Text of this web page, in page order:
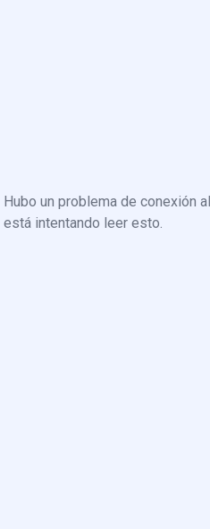
Hubo un problema de conexión
está intentando leer esto.